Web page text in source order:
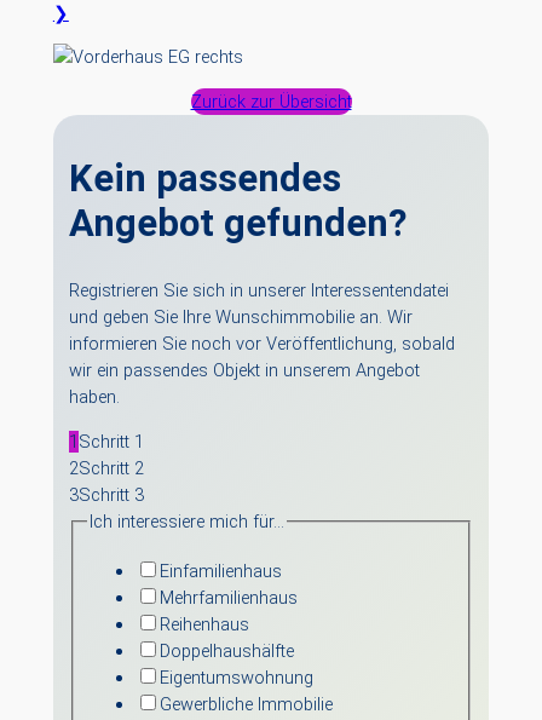
❯
Zurück zur Übersicht
Kein passendes
Angebot gefunden?
Registrieren Sie sich in unserer Interessentendatei
und geben Sie Ihre Wunschimmobilie an. Wir
informieren Sie noch vor Veröffentlichung, sobald
wir ein passendes Objekt in unserem Angebot
haben.
1 Schritt 1
2Schritt 2
3Schritt 3
Ich interessiere mich für…
Einfamilienhaus
Mehrfamilienhaus
Reihenhaus
Doppelhaushälfte
Eigentumswohnung
Gewerbliche Immobilie